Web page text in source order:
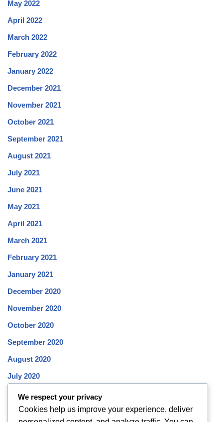
May 2022
April 2022
March 2022
February 2022
January 2022
December 2021
November 2021
October 2021
September 2021
August 2021
July 2021
June 2021
May 2021
April 2021
March 2021
February 2021
January 2021
December 2020
November 2020
October 2020
September 2020
August 2020
July 2020
June 2020
May 2020
We respect your privacy
Cookies help us improve your experience, deliver